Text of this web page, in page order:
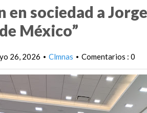
en sociedad a
México”
26, 2026 • Clmnas • Comentarios : 0